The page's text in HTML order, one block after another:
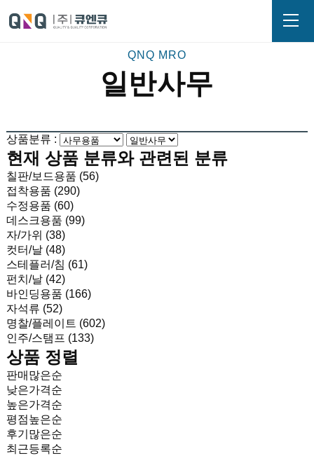
일반사무
상품분류 :
현재 상품 분류와 관련된 분류
칠판/보드용품 (56)
접착용품 (290)
수정용품 (60)
데스크용품 (99)
자/가위 (38)
컷터/날 (48)
스테플러/침 (61)
펀치/날 (42)
바인딩용품 (166)
자석류 (52)
명찰/플레이트 (602)
인주/스탬프 (133)
상품 정렬
판매많은순
낮은가격순
높은가격순
평점높은순
후기많은순
최근등록순